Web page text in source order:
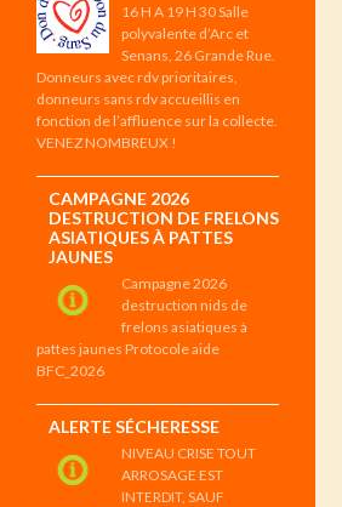
16 H A 19 H 30 Salle
polyvalente d’Arc et
Senans, 26 Grande Rue.
Donneurs avec rdv prioritaires,
donneurs sans rdv accueillis en
fonction de l’affluence sur la collecte.
VENEZ NOMBREUX !
CAMPAGNE 2026
DESTRUCTION DE FRELONS
ASIATIQUES À PATTES
JAUNES
Campagne 2026
destruction nids de
frelons asiatiques à
pattes jaunes Protocole aide
BFC_2026
ALERTE SÉCHERESSE
NIVEAU CRISE TOUT
ARROSAGE EST
INTERDIT, SAUF